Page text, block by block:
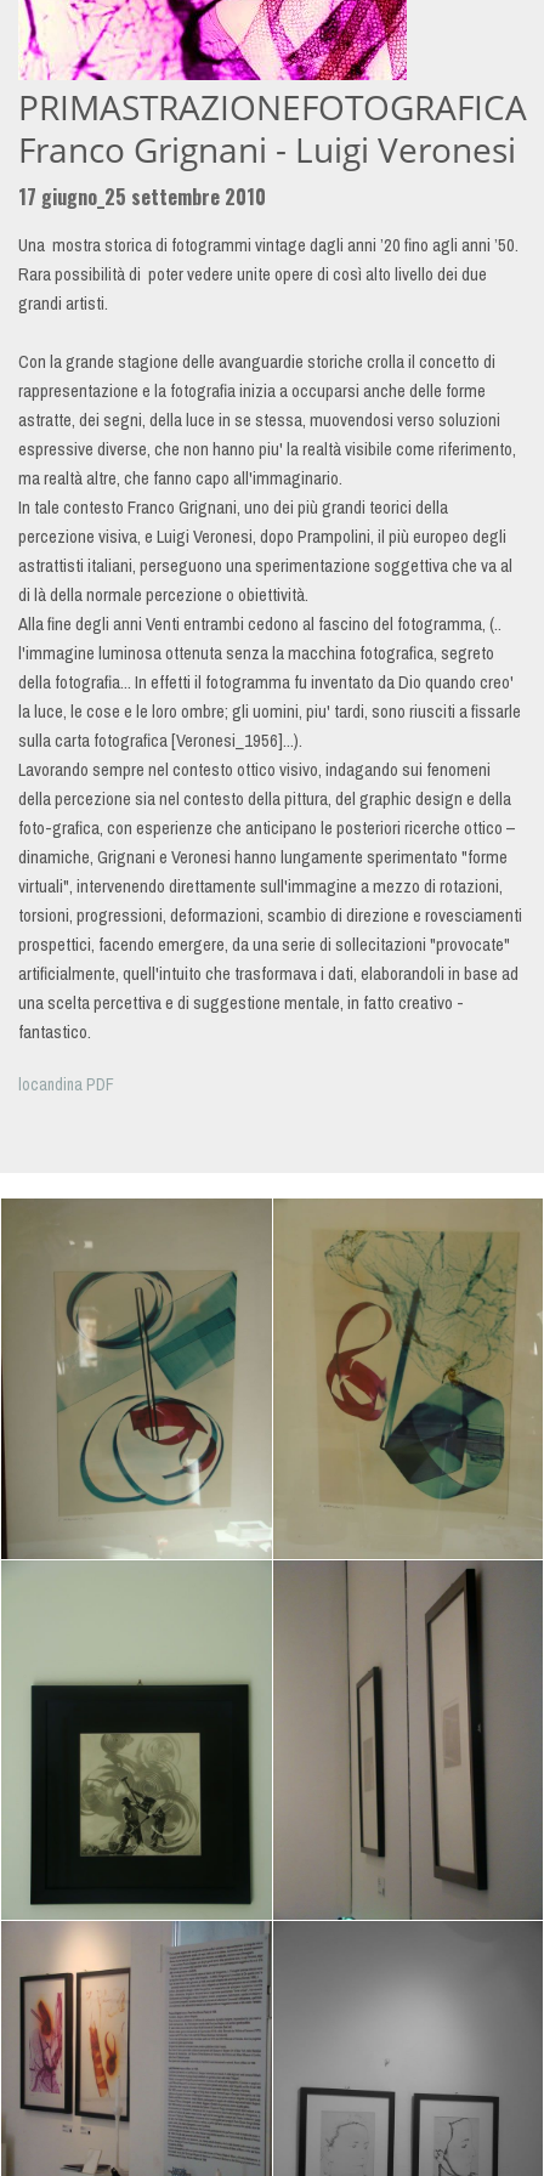
PRIMASTRAZIONEFOTOGRAFICA
Franco Grignani - Luigi Veronesi
17 giugno_25 settembre 2010
Una mostra storica di fotogrammi vintage dagli anni ’20 fino agli anni ’50.
Rara possibilità di poter vedere unite opere di così alto livello dei due
grandi artisti.
Con la grande stagione delle avanguardie storiche crolla il concetto di
rappresentazione e la fotografia inizia a occuparsi anche delle forme
astratte, dei segni, della luce in se stessa, muovendosi verso soluzioni
espressive diverse, che non hanno piu' la realtà visibile come riferimento,
ma realtà altre, che fanno capo all'immaginario.
In tale contesto Franco Grignani, uno dei più grandi teorici della
percezione visiva, e Luigi Veronesi, dopo Prampolini, il più europeo degli
astrattisti italiani, perseguono una sperimentazione soggettiva che va al
di là della normale percezione o obiettività.
Alla fine degli anni Venti entrambi cedono al fascino del fotogramma, (..
l'immagine luminosa ottenuta senza la macchina fotografica, segreto
della fotografia... In effetti il fotogramma fu inventato da Dio quando creo'
la luce, le cose e le loro ombre; gli uomini, piu' tardi, sono riusciti a fissarle
sulla carta fotografica [Veronesi_1956]...).
Lavorando sempre nel contesto ottico visivo, indagando sui fenomeni
della percezione sia nel contesto della pittura, del graphic design e della
foto-grafica, con esperienze che anticipano le posteriori ricerche ottico –
dinamiche, Grignani e Veronesi hanno lungamente sperimentato "forme
virtuali", intervenendo direttamente sull'immagine a mezzo di rotazioni,
torsioni, progressioni, deformazioni, scambio di direzione e rovesciamenti
prospettici, facendo emergere, da una serie di sollecitazioni "provocate"
artificialmente, quell'intuito che trasformava i dati, elaborandoli in base ad
una scelta percettiva e di suggestione mentale, in fatto creativo -
fantastico.
locandina PDF